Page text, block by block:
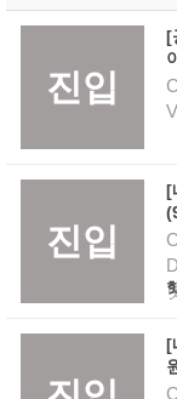
진입
[
진입
[
[